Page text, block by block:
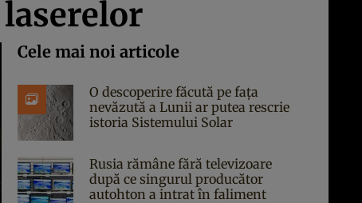
Cele mai noi articole
O descoperire făcută pe fața
nevăzută a Lunii ar putea rescrie
istoria Sistemului Solar
Rusia rămâne fără televizoare
după ce singurul producător
autohton a intrat în faliment